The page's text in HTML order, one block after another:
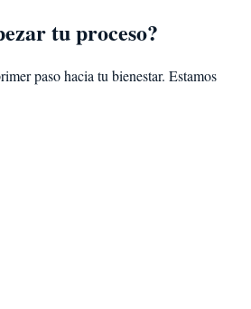
tu proceso?
paso hacia tu bienestar. Estamos